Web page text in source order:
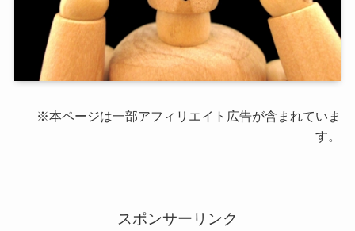
※本ページは一部アフィリエイト広告が含まれていま
す。
スポンサーリンク